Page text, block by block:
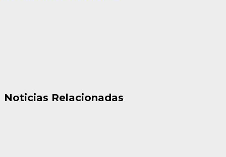
Noticias Relacionadas